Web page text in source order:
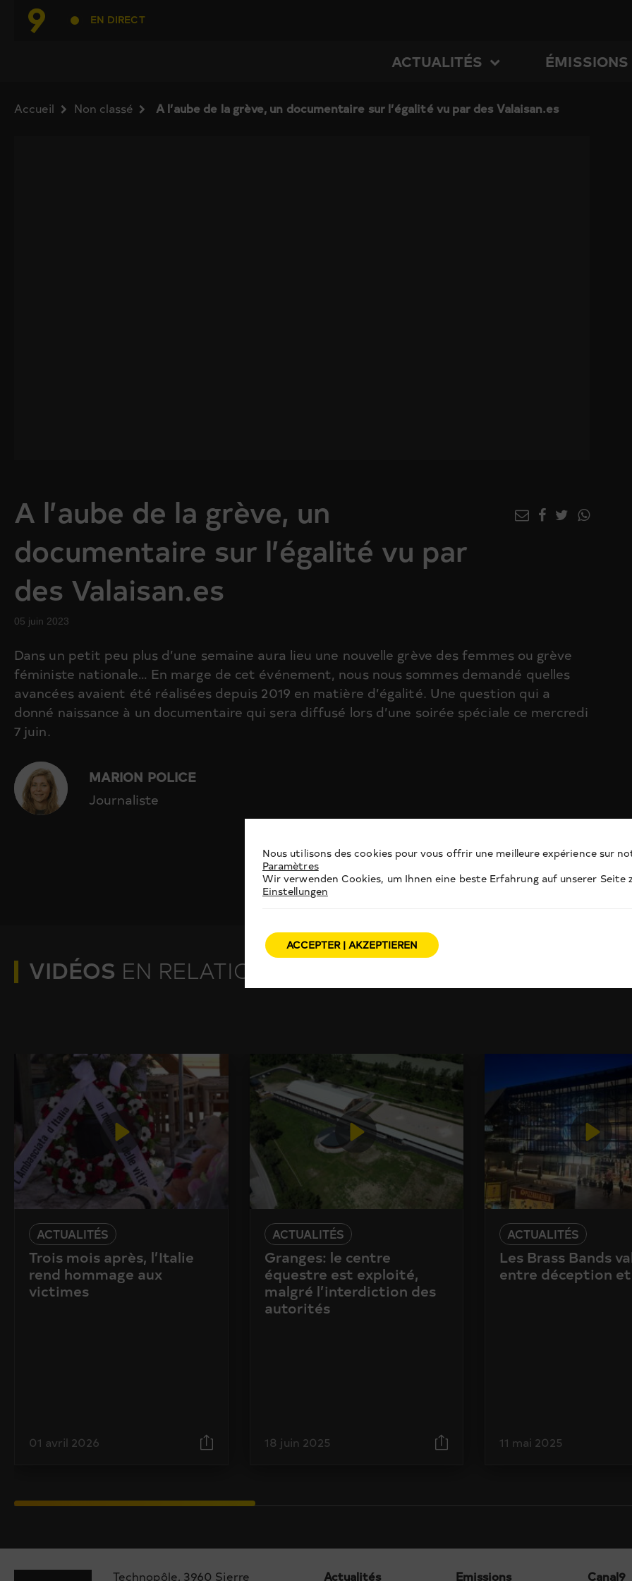
EN DIRECT
ACTUALITÉS ÉMISSIONS
Accueil Non classé A l’aube de la grève, un documentaire sur l’égalité vu par des Valaisan.es
A l’aube de la grève, un
documentaire sur l’égalité vu par
des Valaisan.es
05 juin 2023
Dans un petit peu plus d’une semaine aura lieu une nouvelle grève des femmes ou grève
féministe nationale… En marge de cet événement, nous nous sommes demandé quelles
avancées avaient été réalisées depuis 2019 en matière d’égalité. Une question qui a
donné naissance à un documentaire qui sera diffusé lors d’une soirée spéciale ce mercredi
7 juin.
MARION POLICE
Journaliste
VIDÉOS EN RELATION
ACTUALITÉS
Trois mois après, l’Italie
rend hommage aux
victimes
01 avril 2026
ACTUALITÉS
Granges: le centre
équestre est exploité,
malgré l’interdiction des
autorités
18 juin 2025
ACTUALITÉS
Les Brass Bands
entre déception
11 mai 2025
Technopôle, 3960 Sierre Actualités Emissions Canal9
Nous utilisons des cookies pour vous offrir une meilleure expérience sur
Paramètres
Wir verwenden Cookies, um Ihnen eine beste Erfahrung auf unserer Seite
Einstellungen
ACCEPTER | AKZEPTIEREN